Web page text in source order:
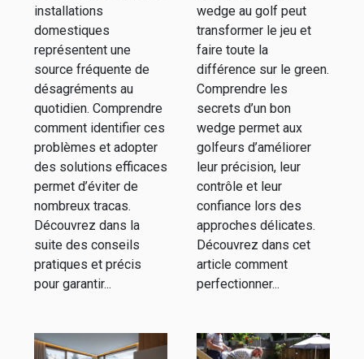
installations
domestiques
?
installations
domestiques
représentent une
source fréquente de
désagréments au
quotidien. Comprendre
comment identifier ces
problèmes et adopter
des solutions efficaces
permet d’éviter de
nombreux tracas.
Découvrez dans la
suite des conseils
pratiques et précis
pour garantir...
wedge au golf peut
transformer le jeu et
faire toute la
différence sur le green.
Comprendre les
secrets d’un bon
wedge permet aux
golfeurs d’améliorer
leur précision, leur
contrôle et leur
confiance lors des
approches délicates.
Découvrez dans cet
article comment
perfectionner...